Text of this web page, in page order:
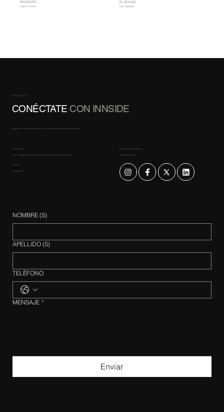
REINSERTA
Acapulco, Guerrero
EL MOLINO
León, Guanajuato
NOMBRE (S)
APELLIDO (S)
TELÉFONO
MENSAJE *
Enviar
CONTACT US
CONÉCTATE CON INNSIDE
Contáctanos y hagamos realidad tu visión, o síguenos en nuestras redes sociales:
UBICACIÓN
Lomas de Chapultepec, Miguel Hidalgo, 11000 Ciudad de México, CDMX
CORREO ELECTRÓNICO
ventas@innside.mx
TELÉFONO
55 1561 4842